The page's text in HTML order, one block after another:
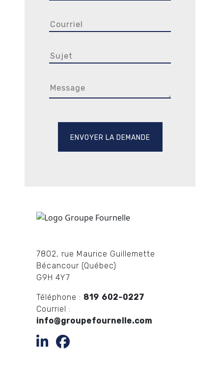
7802, rue Maurice Guillemette
Bécancour (Québec)
G9H 4Y7
Téléphone : 819 602-0227
Courriel :
info@groupefournelle.com